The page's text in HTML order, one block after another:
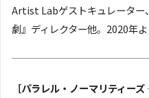
Artist Labゲストキュレーター
劇』ディレクター他。2020年よ
［パラレル・ノーマリティー